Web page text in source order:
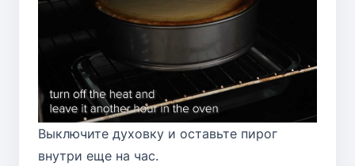
Выключите духовку и оставьте пирог
внутри еще на час.